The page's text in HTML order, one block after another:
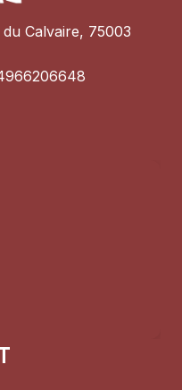
du Calvaire, 75003